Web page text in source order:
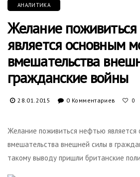
АНАЛИТИКА
Желание
является основным
вмешательства
гражданские войны
28.01.2015 0 Комментариев 0
Желание поживиться нефтью является
вмешательства внешней силы в
такому выводу пришли британские